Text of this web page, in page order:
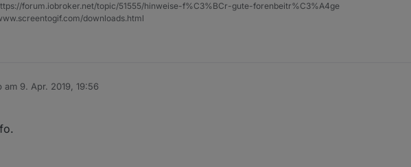
forum.iobroker.net/topic/51555/hinweise-f%C3%BCr-gute-forenbeitr%C3%A4ge
downloads.html
am 9. Apr. 2019, 19:56
von